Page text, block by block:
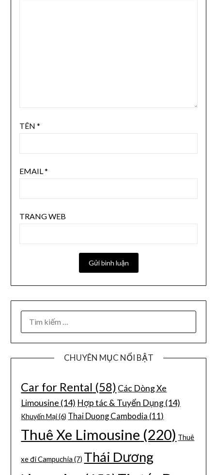
TÊN *
EMAIL*
TRANG WEB
CHUYÊN MỤC NỔI BẬT
Car for Rental (58) Các Dòng Xe
Limousine (14) Hợp tác & Tuyển Dụng(14)
Khuyến Mại(6) Thai Duong Cambodia (11)
Thuê Xe Limousine (220) Thuê
xe đi Campuchia(7) Thái Dương